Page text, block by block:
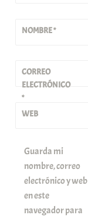
NOMBRE*
CORREO
ELECTRÓNICO
*
WEB
Guarda mi
nombre, correo
electrónico y web
en este
navegador para